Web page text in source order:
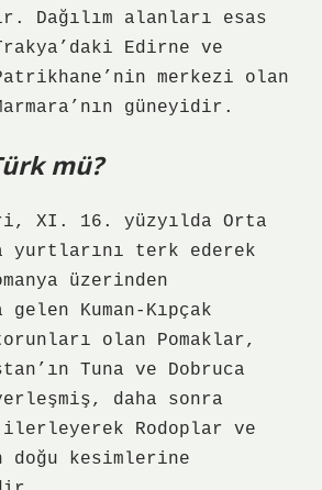
Dağılım alanları esas
Edirne ve
merkezi olan
güneyidir.
mü?
XI. 16. yüzyılda Orta
yurtlarını terk ederek
üzerinden
Kuman-Kıpçak
olan Pomaklar,
Tuna ve Dobruca
daha sonra
ilerleyerek Rodoplar ve
doğu kesimlerine